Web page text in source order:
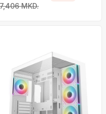
7,406 MKD.